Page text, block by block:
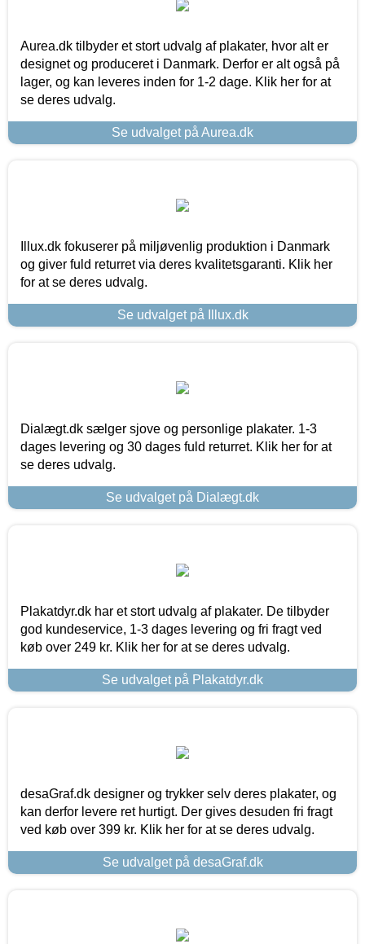
Aurea.dk tilbyder et stort udvalg af plakater, hvor alt er
designet og produceret i Danmark. Derfor er alt også på
lager, og kan leveres inden for 1-2 dage. Klik her for at
se deres udvalg.
Se udvalget på Aurea.dk
Illux.dk fokuserer på miljøvenlig produktion i Danmark
og giver fuld returret via deres kvalitetsgaranti. Klik her
for at se deres udvalg.
Se udvalget på Illux.dk
Dialægt.dk sælger sjove og personlige plakater. 1-3
dages levering og 30 dages fuld returret. Klik her for at
se deres udvalg.
Se udvalget på Dialægt.dk
Plakatdyr.dk har et stort udvalg af plakater. De tilbyder
god kundeservice, 1-3 dages levering og fri fragt ved
køb over 249 kr. Klik her for at se deres udvalg.
Se udvalget på Plakatdyr.dk
desaGraf.dk designer og trykker selv deres plakater, og
kan derfor levere ret hurtigt. Der gives desuden fri fragt
ved køb over 399 kr. Klik her for at se deres udvalg.
Se udvalget på desaGraf.dk